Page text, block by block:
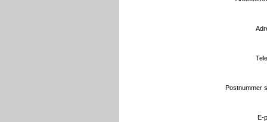
Postnummer
E-